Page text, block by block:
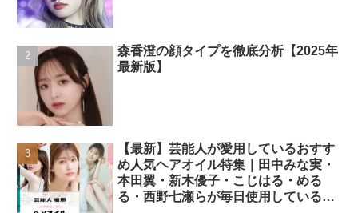
森香澄の顔タイプを徹底分析【2025年
最新版】
【最新】芸能人が愛用しているおすす
め人気ヘアオイル特集｜田中みな実・
本田翼・新木優子・こじはる・める
る・西野七瀬らが毎日使用しているヘ